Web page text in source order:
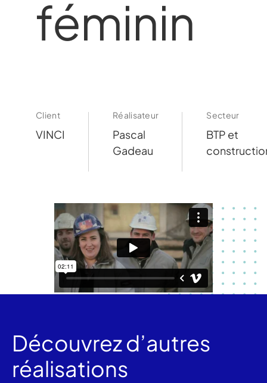
féminin
Client
VINCI
Réalisateur
Pascal
Gadeau
Secteur
BTP et
Découvrez d’autres
réalisations